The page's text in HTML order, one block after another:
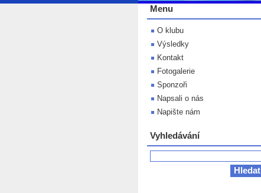
Menu
O klubu
Výsledky
Kontakt
Fotogalerie
Sponzoři
Napsali o nás
Napište nám
Vyhledávání